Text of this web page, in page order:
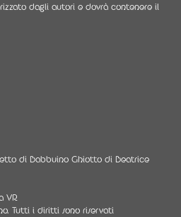
dagli autori e dovrà contenere il
di Babbuino Ghiotto di Beatrice
VR
Tutti i diritti sono riservati